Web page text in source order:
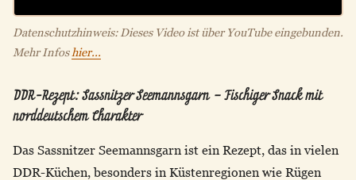
Datenschutzhinweis: Dieses Video ist über YouTube eingebunden.
Mehr Infoshier...
DDR-Rezept: Sassnitzer Seemannsgarn – Fischiger Snack mit
norddeutschem Charakter
Das Sassnitzer Seemannsgarn ist ein Rezept, das in vielen
DDR-Küchen, besonders in Küstenregionen wie Rügen